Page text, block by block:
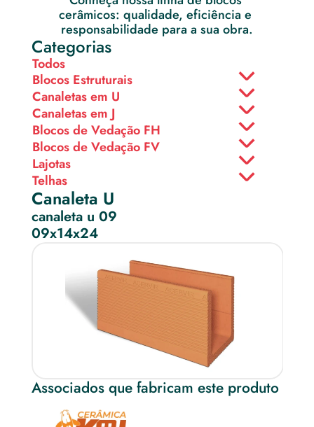
cerâmicos: qualidade, eficiência e
responsabilidade para a sua obra.
Categorias
Todos
Blocos Estruturais
Canaletas em U
Canaletas em J
Blocos de Vedação FH
Blocos de Vedação FV
Lajotas
Telhas
Canaleta U
canaleta u 09
09x14x24
Associados que fabricam este produto